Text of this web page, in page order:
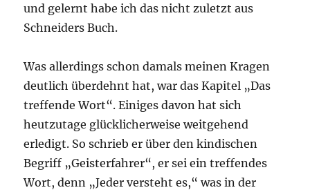
und gelernt habe ich das nicht zuletzt aus
Schneiders Buch.
Was allerdings schon damals meinen Kragen
deutlich überdehnt hat, war das Kapitel „Das
treffende Wort“. Einiges davon hat sich
heutzutage glücklicherweise weitgehend
erledigt. So schrieb er über den kindischen
Begriff „Geisterfahrer“, er sei ein treffendes
Wort, denn „Jeder versteht es,“ was in der